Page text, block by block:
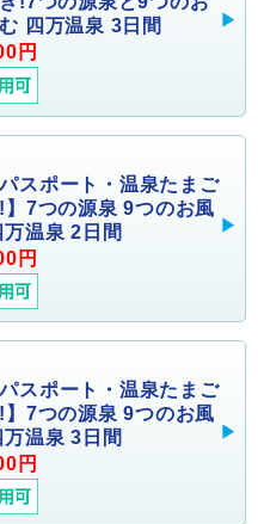
四万温泉 3日間
円
パスポート・温泉たまご
7つの源泉 9つのお風
温泉 2日間
円
パスポート・温泉たまご
7つの源泉 9つのお風
温泉 3日間
円